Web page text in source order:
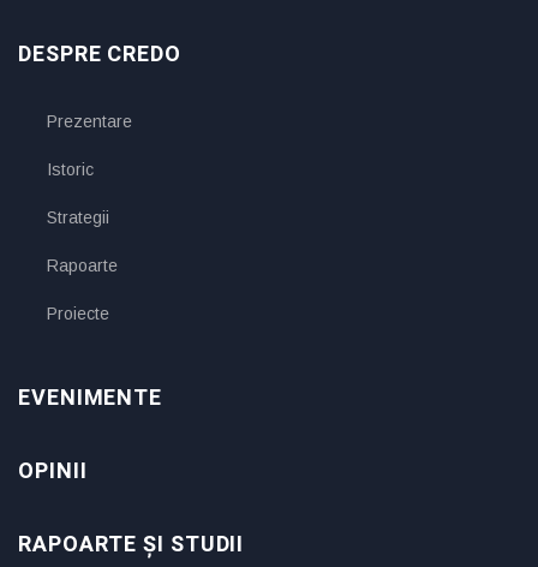
DESPRE CREDO
Prezentare
Istoric
Strategii
Rapoarte
Proiecte
EVENIMENTE
OPINII
RAPOARTE ȘI STUDII